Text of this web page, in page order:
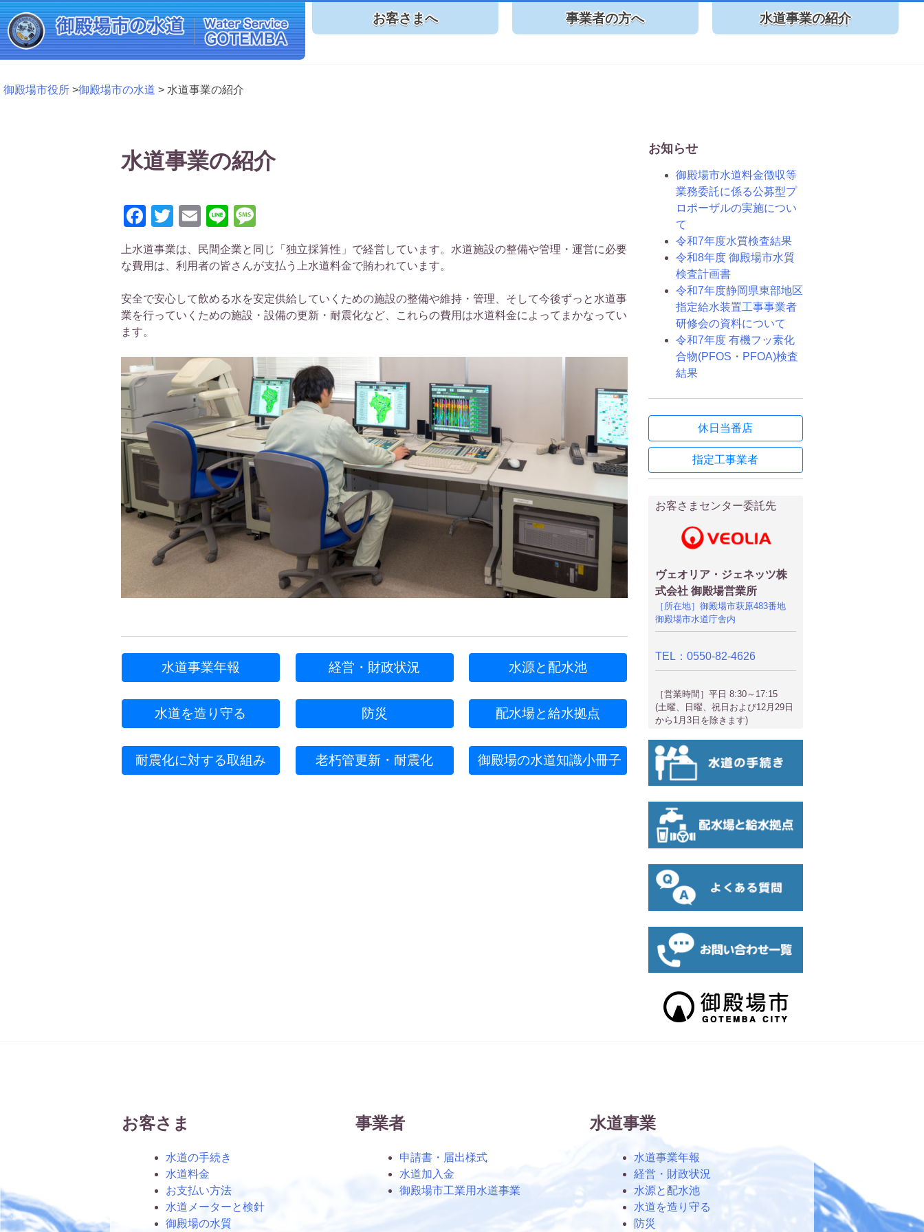
Skip
to
content
お客さまへ 事業者の方へ 水道事業の紹介
御殿場市役所 >御殿場市の水道 > 水道事業の紹介
水道事業の紹介
Facebook
Twitter
Email
Line
上水道事業は、民間企業と同じ「独立採算性」で経営しています。水道施設の整備や管理・運営に必要
な費用は、利用者の皆さんが支払う上水道料金で賄われています。
安全で安心して飲める水を安定供給していくための施設の整備や維持・管理、そして今後ずっと水道事
業を行っていくための施設・設備の更新・耐震化など、これらの費用は水道料金によってまかなってい
ます。
水道事業年報 経営・財政状況 水源と配水池
水道を造り守る 防災 配水場と給水拠点
耐震化に対する取組み 老朽管更新・耐震化 御殿場の水道知識小冊子
お知らせ
御殿場市水道料金徴収等
業務委託に係る公募型プ
ロポーザルの実施につい
て
令和7年度水質検査結果
令和8年度 御殿場市水質
検査計画書
令和7年度静岡県東部地区
指定給水装置工事事業者
研修会の資料について
令和7年度 有機フッ素化
合物(PFOS・PFOA)検査
結果
休日当番店
指定工事業者
お客さまセンター委託先
ヴェオリア・ジェネッツ株
式会社 御殿場営業所
［所在地］御殿場市萩原483番地
御殿場市水道庁舎内
TEL：0550-82-4626
［営業時間］平日 8:30～17:15
(土曜、日曜、祝日および12月29日
から1月3日を除きます)
お客さま
水道の手続き
水道料金
お支払い方法
水道メーターと検針
御殿場の水質
事業者
申請書・届出様式
水道加入金
御殿場市工業用水道事業
水道事業
水道事業年報
経営・財政状況
水源と配水池
水道を造り守る
防災